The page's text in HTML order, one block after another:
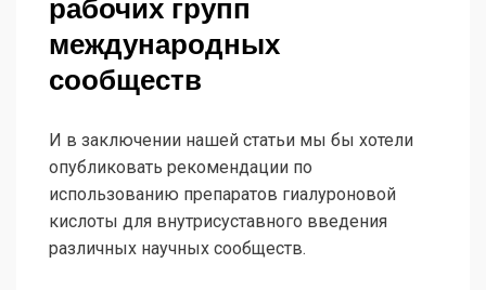
рабочих групп
международных
сообществ
И в заключении нашей статьи мы бы хотели
опубликовать рекомендации по
использованию препаратов гиалуроновой
кислоты для внутрисуставного введения
различных научных сообществ.